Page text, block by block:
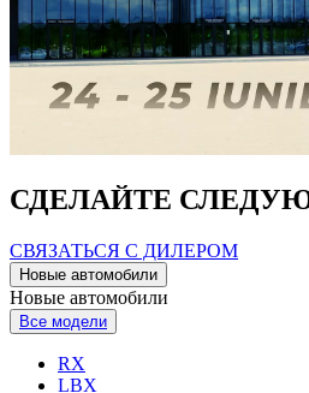
СДЕЛАЙТЕ
СВЯЗАТЬСЯ С ДИЛЕРОМ
Новые автомобили
Новые автомобили
Все модели
RX
LBX